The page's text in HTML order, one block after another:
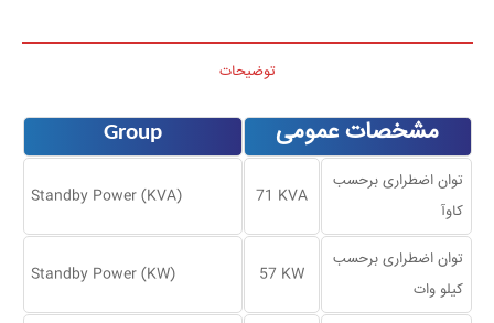
توضیحات
مشخصات عمومی Group
توان اضطراری برحسب
کاوآ
71 KVA
Standby Power (KVA)
توان اضطراری برحسب
کیلو وات
57 KW
Standby Power (KW)